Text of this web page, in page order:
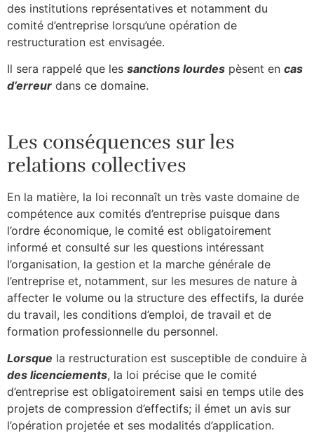
des institutions représentatives et notamment du
comité d’entreprise lorsqu’une opération de
restructuration est envisagée.
Il sera rappelé que les sanctions lourdes pèsent en cas
d’erreur dans ce domaine.
Les conséquences sur les
relations collectives
En la matière, la loi reconnaît un très vaste domaine de
compétence aux comités d’entreprise puisque dans
l’ordre économique, le comité est obligatoirement
informé et consulté sur les questions intéressant
l’organisation, la gestion et la marche générale de
l’entreprise et, notamment, sur les mesures de nature à
affecter le volume ou la structure des effectifs, la durée
du travail, les conditions d’emploi, de travail et de
formation professionnelle du personnel.
Lorsque la restructuration est susceptible de conduire à
des licenciements, la loi précise que le comité
d’entreprise est obligatoirement saisi en temps utile des
projets de compression d’effectifs; il émet un avis sur
l’opération projetée et ses modalités d’application.